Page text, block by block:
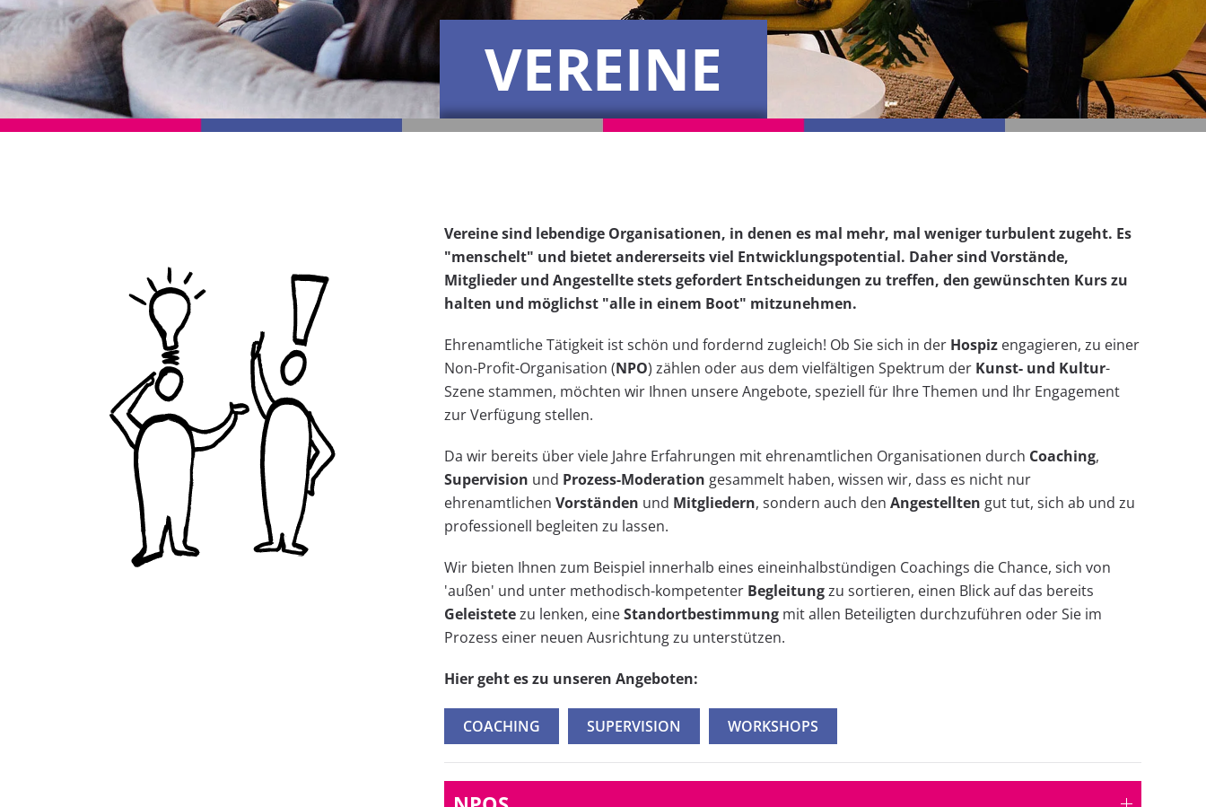
VEREINE
Vereine sind lebendige Organisationen, in denen es mal mehr, mal weniger turbulent zugeht. Es
"menschelt" und bietet andererseits viel Entwicklungspotential. Daher sind Vorstände,
Mitglieder und Angestellte stets gefordert Entscheidungen zu treffen, den gewünschten Kurs zu
halten und möglichst "alle in einem Boot" mitzunehmen.
Ehrenamtliche Tätigkeit ist schön und fordernd zugleich! Ob Sie sich in der Hospiz engagieren, zu einer
Non-Profit-Organisation (NPO) zählen oder aus dem vielfältigen Spektrum der Kunst- und Kultur-
Szene stammen, möchten wir Ihnen unsere Angebote, speziell für Ihre Themen und Ihr Engagement
zur Verfügung stellen.
Da wir bereits über viele Jahre Erfahrungen mit ehrenamtlichen Organisationen durch Coaching,
Supervision und Prozess-Moderation gesammelt haben, wissen wir, dass es nicht nur
ehrenamtlichenVorständen und Mitgliedern, sondern auch denAngestellten gut tut, sich ab und zu
professionell begleiten zu lassen.
Wir bieten Ihnen zum Beispiel innerhalb eines eineinhalbstündigen Coachings die Chance, sich von
'außen' und unter methodisch-kompetenter Begleitungzu sortieren, einen Blick auf das bereits
Geleistetezu lenken, eineStandortbestimmung mit allen Beteiligten durchzuführen oder Sie im
Prozess einer neuen Ausrichtung zu unterstützen.
Hier geht es zu unseren Angeboten:
COACHING SUPERVISION WORKSHOPS